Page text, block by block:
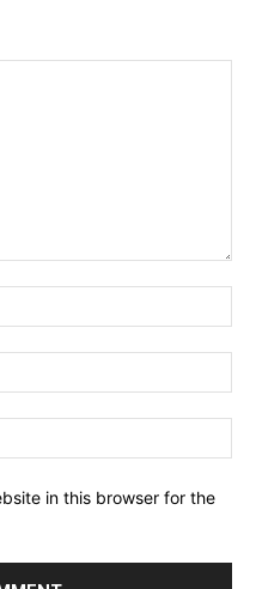
in this browser for the